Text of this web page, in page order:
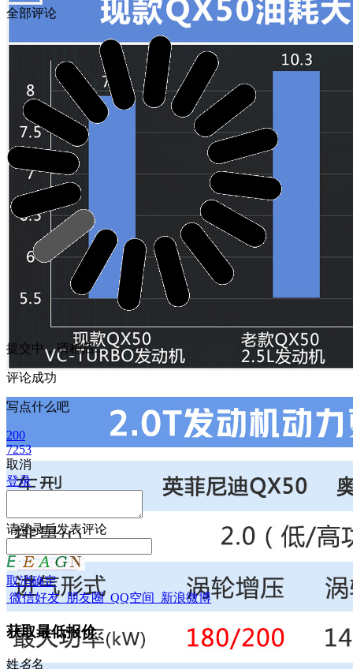
全部评论
提交中，请稍后...
评论成功
写点什么吧
200
7253
取消
登录
请登录后发表评论
取消确定
微信好友 朋友圈 QQ空间 新浪微博
获取最低报价
姓名名